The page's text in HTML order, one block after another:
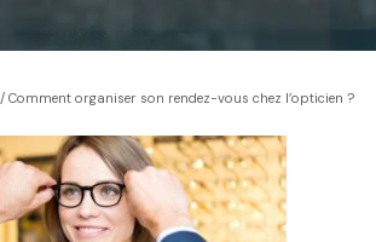
/ Comment organiser son rendez-vous chez l’opticien ?